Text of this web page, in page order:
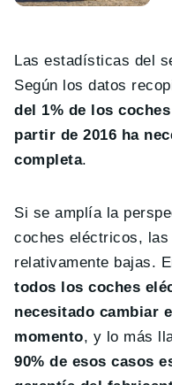
Las estadísticas del
Según los datos
del 1% de los
partir de 2016 ha
completa.
Si se amplía la
coches eléctricos,
relativamente bajas.
todos los coches
necesitado cambiar
momento, y lo más
90% de esos casos